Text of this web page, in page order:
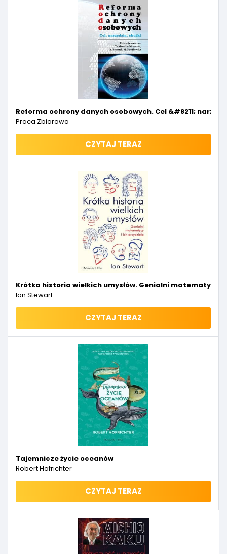
Reforma ochrony danych osobowych. Cel &#8211;
Praca Zbiorowa
CZYTAJ TERAZ
Krótka historia wielkich umysłów. Genialni matematycy i
Ian Stewart
CZYTAJ TERAZ
Tajemnicze życie oceanów
Robert Hofrichter
CZYTAJ TERAZ